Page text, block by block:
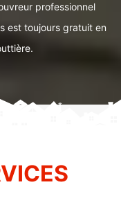
professionnel
est toujours gratuit en